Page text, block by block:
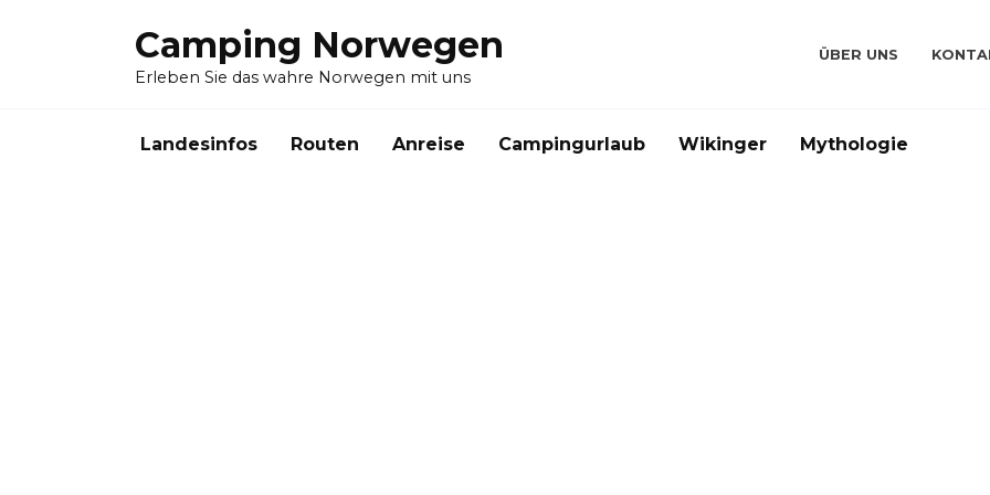
Camping Norwegen
Erleben Sie das wahre Norwegen mit uns
ÜBER UNS
Landesinfos Routen Anreise Campingurlaub Wikinger Mythologie